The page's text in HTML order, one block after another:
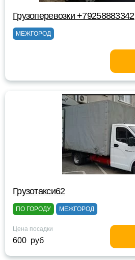
Грузоперевозки +79258883342
МЕЖГОРОД
Грузотакси62
ПО ГОРОДУ МЕЖГОРОД
Цена посадки
600 руб